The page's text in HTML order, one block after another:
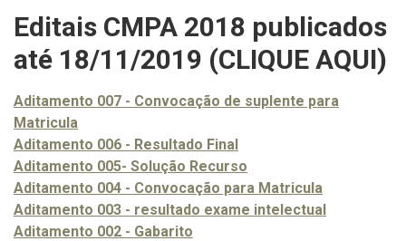
busca
Editais CMPA 2018 publicados
até 18/11/2019 (CLIQUE AQUI)
Aditamento 007 - Convocação de suplente para
Matricula
Aditamento 006 - Resultado Final
Aditamento 005- Solução Recurso
Aditamento 004 - Convocação para Matricula
Aditamento 003 - resultado exame intelectual
Aditamento 002 - Gabarito